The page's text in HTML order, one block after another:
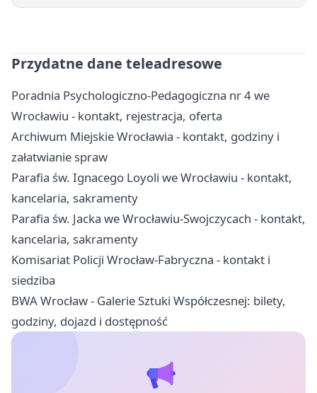
Przydatne dane teleadresowe
Poradnia Psychologiczno-Pedagogiczna nr 4 we
Wrocławiu - kontakt, rejestracja, oferta
Archiwum Miejskie Wrocławia - kontakt, godziny i
załatwianie spraw
Parafia św. Ignacego Loyoli we Wrocławiu - kontakt,
kancelaria, sakramenty
Parafia św. Jacka we Wrocławiu-Swojczycach - kontakt,
kancelaria, sakramenty
Komisariat Policji Wrocław-Fabryczna - kontakt i
siedziba
BWA Wrocław - Galerie Sztuki Współczesnej: bilety,
godziny, dojazd i dostępność